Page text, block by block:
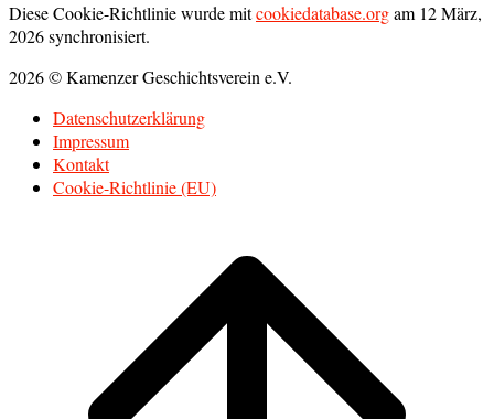
Diese Cookie-Richtlinie wurde mitcookiedatabase.orgam 12 März,
2026 synchronisiert.
2026 © Kamenzer Geschichtsverein e.V.
Datenschutzerklärung
Impressum
Kontakt
Cookie-Richtlinie (EU)